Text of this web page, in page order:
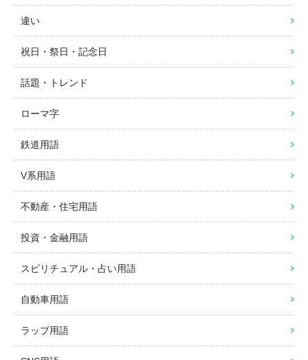
違い
祝日・祭日・記念日
話題・トレンド
ローマ字
鉄道用語
V系用語
不動産・住宅用語
投資・金融用語
スピリチュアル・占い用語
自動車用語
ラップ用語